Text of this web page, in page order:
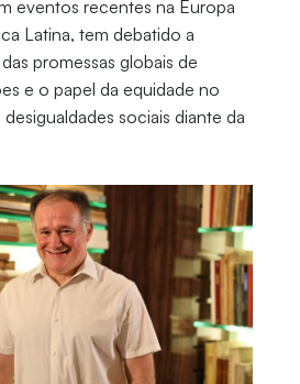
eventos recentes na Europa
Latina, tem debatido a
promessas globais de
e o papel da equidade no
sociais diante da